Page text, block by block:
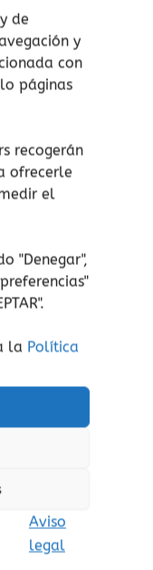
de
y
con
páginas
recogerán
ofrecerle
el
"Denegar",
"
la Política
Aviso
legal
2 a 4
(cada uno
uno con 1